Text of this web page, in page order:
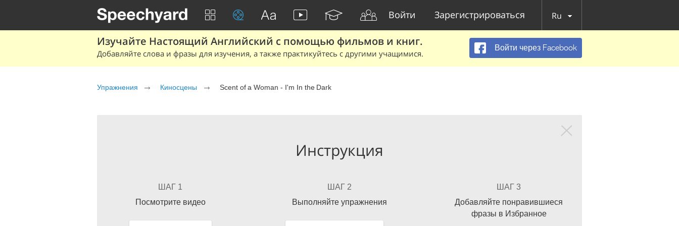
Войти Зарегистрироваться Ru
Изучайте Настоящий Английский с помощью фильмов и книг.
Добавляйте слова и фразы для изучения, а также практикуйтесь с другими учащимися.
Войти через Facebook
Упражнения Киносцены Scent of a Woman - I'm In the Dark
Инструкция
ШАГ 1
Посмотрите видео
ШАГ 2
Выполняйте упражнения
ШАГ 3
Добавляйте понравившиеся
фразы в Избранное